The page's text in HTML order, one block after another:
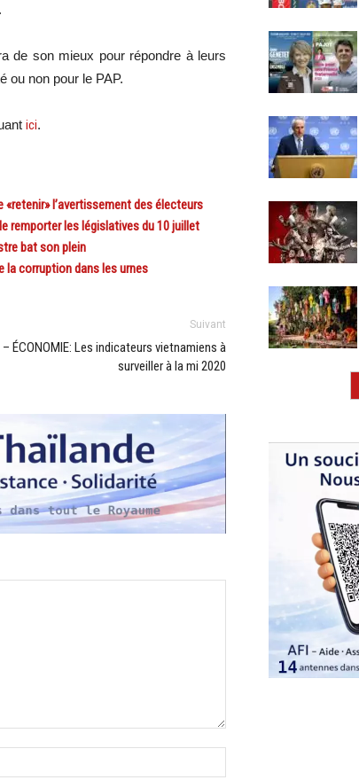
de son mieux pour répondre à leurs
ou non pour le PAP.
ici.
«retenir» l’avertissement des électeurs
remporter les législatives du 10 juillet
bat son plein
la corruption dans les urnes
Suivant
– ÉCONOMIE: Les indicateurs vietnamiens à
surveiller à la mi 2020